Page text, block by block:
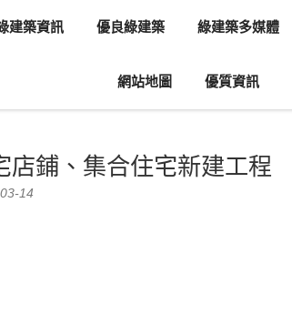
建築資訊 優良綠建築 綠建築多媒體
網站地圖 優質資訊
店鋪、集合住宅新建工程
14